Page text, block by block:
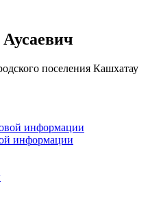
поселения Кашхатау
информации